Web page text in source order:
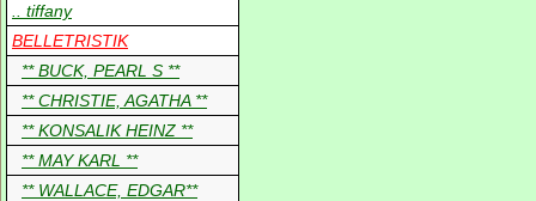
.. tiffany
BELLETRISTIK
** BUCK, PEARL S **
** CHRISTIE, AGATHA **
** KONSALIK HEINZ **
** MAY KARL **
** WALLACE, EDGAR**